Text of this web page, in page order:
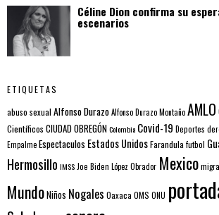
Céline Dion confirma su
escenarios
ETIQUETAS
abuso sexual Alfonso DurazoAlfonso Durazo MontañoAMLO
Científicos CIUDAD OBREGÓNColombia Covid-19 Deportes
EmpalmeEspectaculos Estados UnidosFarandulafutbol
Hermosillo IMSSJoe Biden López Obrador Mexico
MundoNiños Nogales Oaxaca OMS ONU